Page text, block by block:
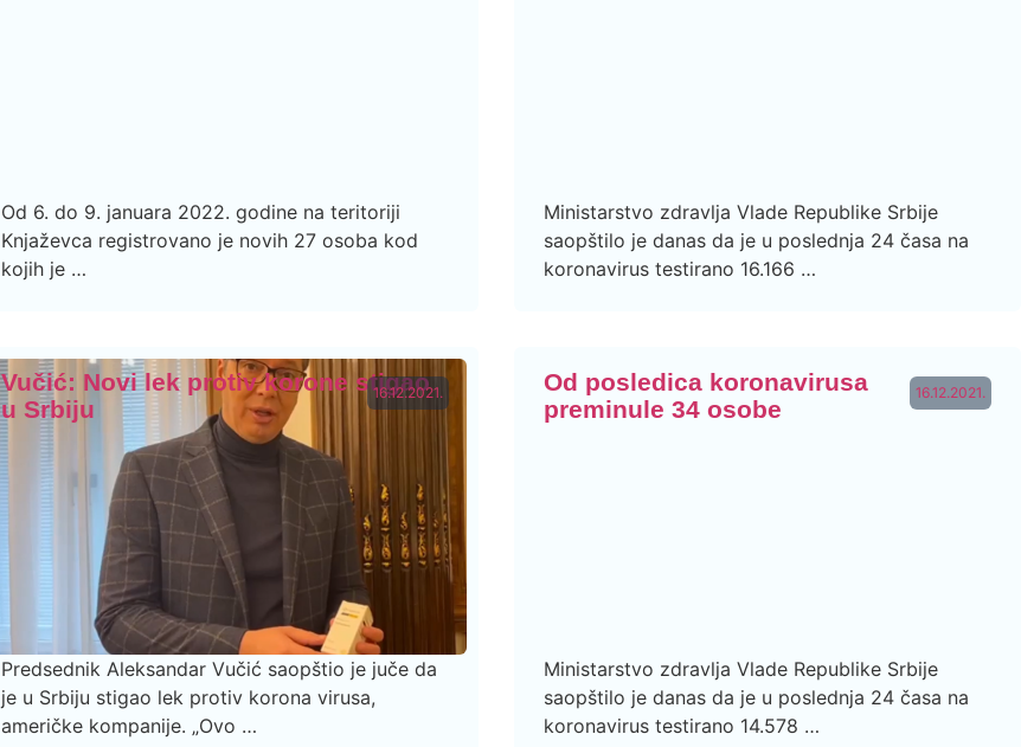
Od 6. do 9. januara 2022. godine na teritoriji
Knjaževca registrovano je novih 27 osoba kod
kojih je …
Ministarstvo zdravlja Vlade Republike Srbije
saopštilo je danas da je u poslednja 24 časa na
koronavirus testirano 16.166 …
16.12.2021.
Vučić: Novi lek protiv korone stigao
u Srbiju
Predsednik Aleksandar Vučić saopštio je juče da
je u Srbiju stigao lek protiv korona virusa,
američke kompanije. „Ovo …
16.12.2021.
Od posledica koronavirusa
preminule 34 osobe
Ministarstvo zdravlja Vlade Republike Srbije
saopštilo je danas da je u poslednja 24 časa na
koronavirus testirano 14.578 …